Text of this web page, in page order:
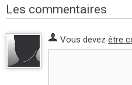
Les commentaires
Vous devez être